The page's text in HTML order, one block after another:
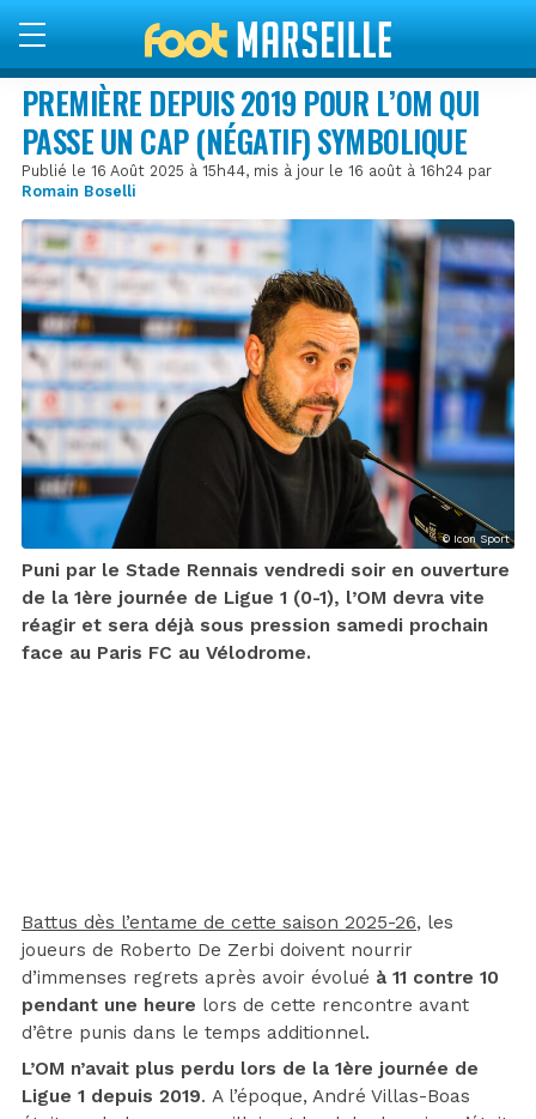
PREMIÈRE DEPUIS 2019 POUR L’OM QUI
PASSE UN CAP (NÉGATIF) SYMBOLIQUE
Publié le 16 Août 2025 à 15h44, mis à jour le 16 août à 16h24 par
Romain Boselli
© Icon Sport
Puni par le Stade Rennais vendredi soir en ouverture
de la 1ère journée de Ligue 1 (0-1), l’OM devra vite
réagir et sera déjà sous pression samedi prochain
face au Paris FC au Vélodrome.
Battus dès l’entame de cette saison 2025-26, les
joueurs de Roberto De Zerbi doivent nourrir
d’immenses regrets après avoir évolué à 11 contre 10
pendant une heure lors de cette rencontre avant
d’être punis dans le temps additionnel.
L’OM n’avait plus perdu lors de la 1ère journée de
Ligue 1 depuis 2019. A l’époque, André Villas-Boas